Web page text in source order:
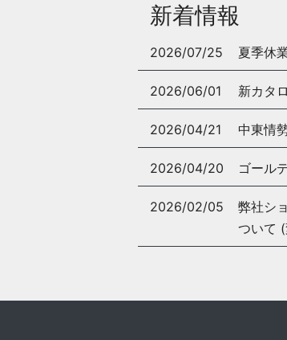
新着情報
2026/07/25 夏季休
2026/06/01 新カタ
2026/04/21 中東情
2026/04/20 ゴール
2026/02/05
弊社シ
ついて (